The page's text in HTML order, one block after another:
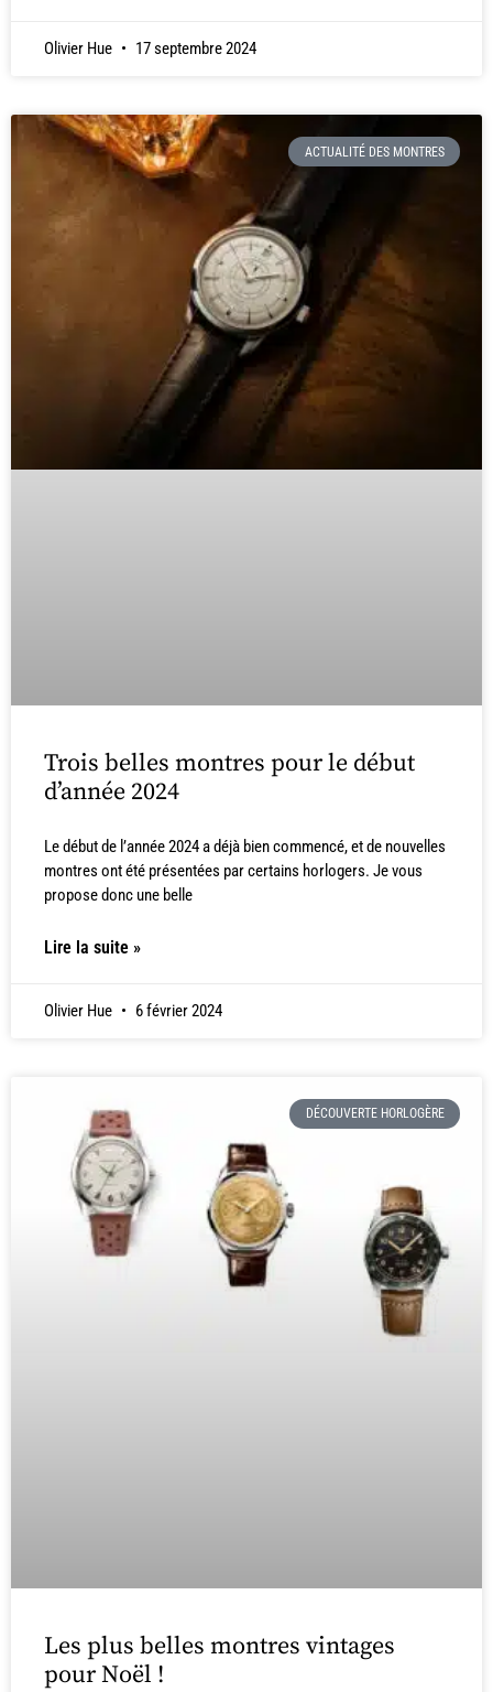
Olivier Hue 17 septembre 2024
ACTUALITÉ DES MONTRES
Trois belles montres pour le début
d’année 2024
Le début de l’année 2024 a déjà bien commencé, et de nouvelles
montres ont été présentées par certains horlogers. Je vous
propose donc une belle
Lire la suite »
Olivier Hue 6 février 2024
DÉCOUVERTE HORLOGÈRE
Les plus belles montres vintages
pour Noël !